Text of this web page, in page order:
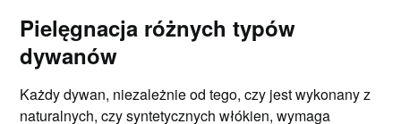
Pielęgnacja różnych typów
dywanów
Każdy dywan, niezależnie od tego, czy jest wykonany z
naturalnych, czy syntetycznych włókien, wymaga